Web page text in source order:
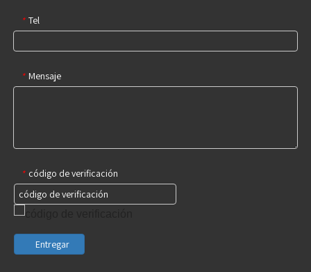
* Tel
* Mensaje
* código de verificación
Entregar